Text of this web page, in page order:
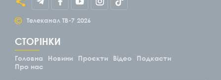
© Телеканал ТВ-7 2026
СТОРІНКИ
Головна Новини Проєкти Відео
Подкасти
Про нас